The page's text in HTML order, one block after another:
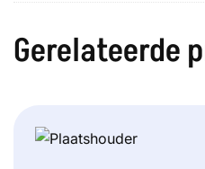
Gerelateerde